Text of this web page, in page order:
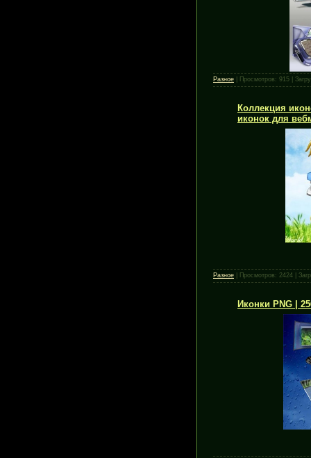
Разное Просмотров: 915
Коллекция
иконок для
Разное Просмотров: 2424
Иконки PNG |